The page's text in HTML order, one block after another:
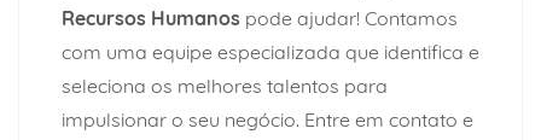
Recursos Humanos pode ajudar! Contamos
com uma equipe especializada que identifica e
seleciona os melhores talentos para
impulsionar o seu negócio. Entre em contato e